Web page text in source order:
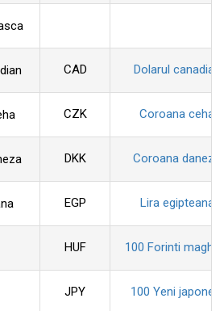
CAD Dolarul canadian
CZK Coroana ceha
DKK Coroana daneza
EGP Lira egipteana
HUF 100 Forinti
JPY 100 Yeni japonezi